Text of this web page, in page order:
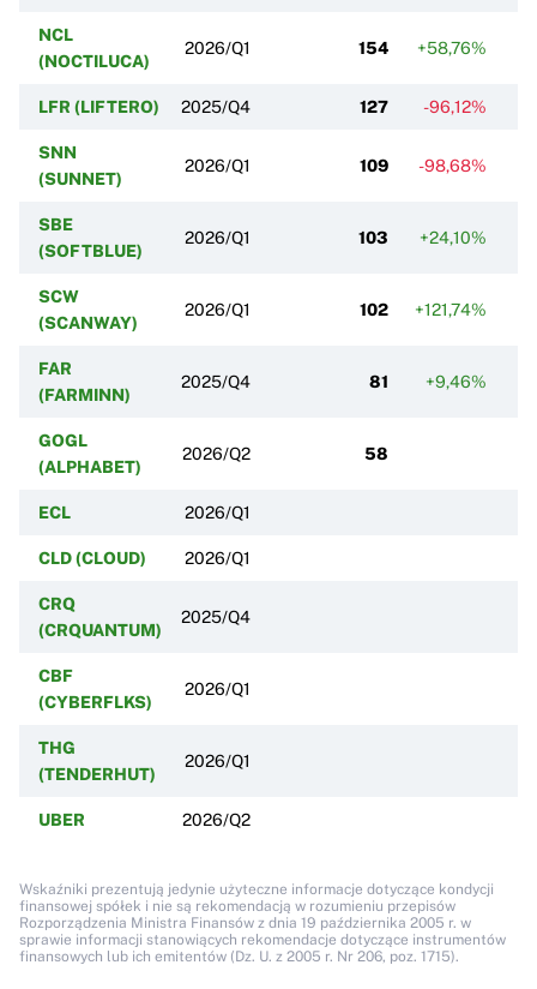
NCL
(NOCTILUCA)
2026/Q1 154 +58,76%
LFR (LIFTERO) 2025/Q4 127 -96,12%
SNN
(SUNNET)
2026/Q1 109 -98,68%
SBE
(SOFTBLUE)
2026/Q1 103 +24,10%
SCW
(SCANWAY)
2026/Q1 102 +121,74%
FAR
(FARMINN)
2025/Q4 81 +9,46%
GOGL
(ALPHABET)
2026/Q2 58
ECL 2026/Q1
CLD (CLOUD) 2026/Q1
CRQ
(CRQUANTUM)
2025/Q4
CBF
(CYBERFLKS)
2026/Q1
THG
(TENDERHUT)
2026/Q1
UBER 2026/Q2
Wskaźniki prezentują jedynie użyteczne informacje dotyczące kondycji
finansowej spółek i nie są rekomendacją w rozumieniu przepisów
Rozporządzenia Ministra Finansów z dnia 19 października 2005 r. w
sprawie informacji stanowiących rekomendacje dotyczące instrumentów
finansowych lub ich emitentów (Dz. U. z 2005 r. Nr 206, poz. 1715).